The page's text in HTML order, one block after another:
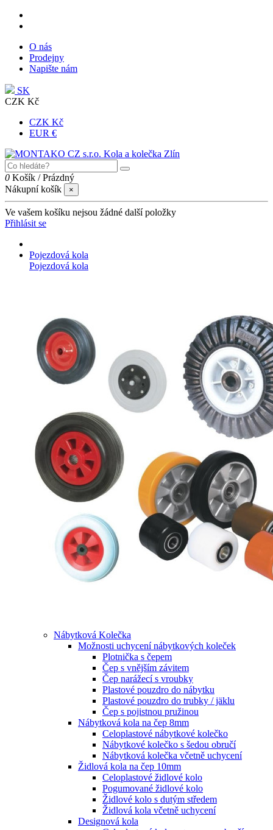
O nás
Prodejny
Napište nám
SK
CZK Kč
CZK Kč
EUR €
0 Košík /Prázdný
Nákupní košík
×
Ve vašem košíku nejsou žádné další položky
Přihlásit se
Pojezdová kola
Pojezdová kola
Nábytková Kolečka
Možnosti uchycení nábytkových koleček
Plotnička s čepem
Čep s vnějším závitem
Čep narážecí s vroubky
Plastové pouzdro do nábytku
Plastové pouzdro do trubky / jäklu
Čep s pojistnou pružinou
Nábytková kola na čep 8mm
Celoplastové nábytkové kolečko
Nábytkové kolečko s šedou obručí
Nábytková kolečka včetně uchycení
Židlová kola na čep 10mm
Celoplastové židlové kolo
Pogumované židlové kolo
Židlové kolo s dutým středem
Židlová kola včetně uchycení
Designová kola